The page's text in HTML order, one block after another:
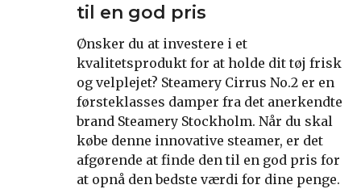
til en god pris
Ønsker du at investere i et
kvalitetsprodukt for at holde dit tøj frisk
og velplejet? Steamery Cirrus No.2 er en
førsteklasses damper fra det anerkendte
brand Steamery Stockholm. Når du skal
købe denne innovative steamer, er det
afgørende at finde den til en god pris for
at opnå den bedste værdi for dine penge.